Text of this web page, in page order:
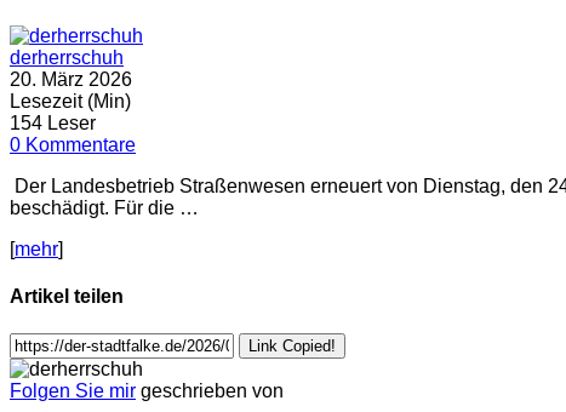
derherrschuh
20. März 2026
Lesezeit (Min)
154 Leser
0 Kommentare
Der Landesbetrieb Straßenwesen erneuert von Dienstag, den
beschädigt. Für die …
[mehr]
Artikel teilen
Link Copied!
Folgen Sie mir geschrieben von